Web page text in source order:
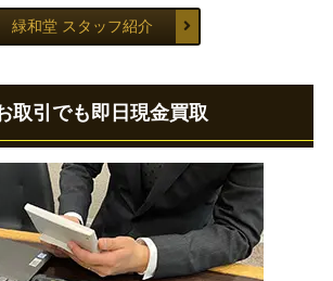
緑和堂 スタッフ紹介
取引でも即日現金買取